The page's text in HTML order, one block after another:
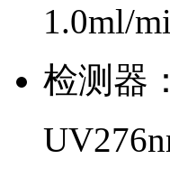
1.0ml/
检测器：